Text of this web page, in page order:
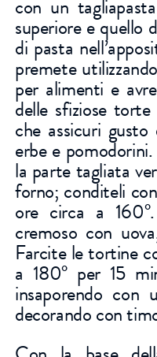
con un
superiore e quello
di pasta
premete
per alimenti e
delle sfiziose
che assicuri
erbe e
la parte tagliata
forno; conditeli
ore circa a
cremoso con
Farcite le tortine
a 180° per 15
insaporendo
decorando con